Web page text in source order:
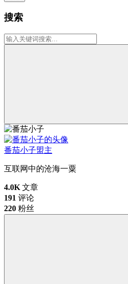
搜索
番茄小子盟主
互联网中的沧海一粟
4.0K 文章
191 评论
220 粉丝